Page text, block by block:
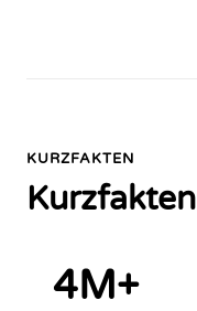
KURZFAKTEN
Kurzfakten
4M+